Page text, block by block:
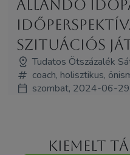
Állandó
szituációs
Tudatos Ötszázalék
coach, holisztikus,
szombat, 2024-06-
Kiemelt